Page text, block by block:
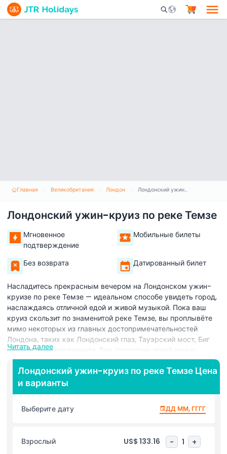
Mobile Search
Главная Великобритания Лондон Лондонский ужин-круиз по реке Темзе
Лондонский ужин-круиз по реке Темзе
Мгновенное
подтверждение
Мобильные билеты
Без возврата Датированный билет
Насладитесь прекрасным вечером на Лондонском ужин-
круизе по реке Темзе — идеальном способе увидеть город,
наслаждаясь отличной едой и живой музыкой. Пока ваш
круиз скользит по знаменитой реке Темзе, вы проплывёте
мимо некоторых из главных достопримечательностей
Лондона, таких как Лондонский глаз, Тауэрский мост, Биг
Бен и здание парламента. Вид городских огней ночью
делает это действительно особенным опытом. Лондонский
ужин-круиз по реке Темзе включает вкусное
четырёхблюдное меню, приготовленное из свежих
ингредиентов, которое подают прямо за вашим столом, пока
вы расслабляетесь и наслаждаетесь поездкой. Живая
музыка добавляет очарования, создавая романтическую и
Независимо от того, отмечаете ли вы что-то особенное или
просто хотите провести тихий вечер с прекрасными
Читать далее
Лондонский ужин-круиз по реке Темзе Цена
и варианты
Выберите дату ДД ММ, ГГГГ
Взрослый US$ 133.16 - 1 +